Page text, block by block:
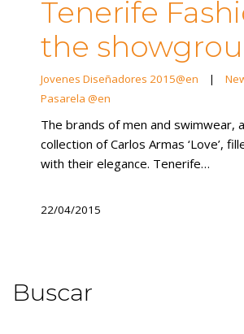
Tenerife
the
Jovenes Diseñadores 2015@en |
Pasarela @en
The brands of men and swimwear,
collection of Carlos Armas ‘Love’,
with their elegance. Tenerife…
22/04/2015
Buscar